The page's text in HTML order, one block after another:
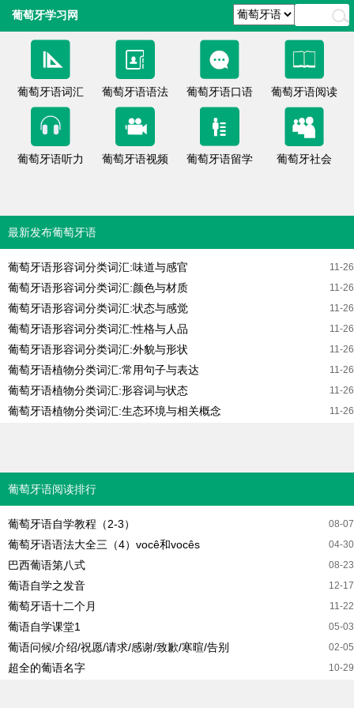
葡萄牙学习网
葡萄牙语词汇 葡萄牙语语法 葡萄牙语口语 葡萄牙语阅读
葡萄牙语听力 葡萄牙语视频 葡萄牙语留学 葡萄牙社会
最新发布葡萄牙语
11-26
葡萄牙语形容词分类词汇:味道与感官
11-26
葡萄牙语形容词分类词汇:颜色与材质
11-26
葡萄牙语形容词分类词汇:状态与感觉
11-26
葡萄牙语形容词分类词汇:性格与人品
11-26
葡萄牙语形容词分类词汇:外貌与形状
11-26
葡萄牙语植物分类词汇:常用句子与表达
11-26
葡萄牙语植物分类词汇:形容词与状态
11-26
葡萄牙语植物分类词汇:生态环境与相关概念
葡萄牙语阅读排行
08-07
葡萄牙语自学教程（2-3）
04-30
葡萄牙语语法大全三（4）você和vocês
08-23
巴西葡语第八式
12-17
葡语自学之发音
11-22
葡萄牙语十二个月
05-03
葡语自学课堂1
02-05
葡语问候/介绍/祝愿/请求/感谢/致歉/寒暄/告别
10-29
超全的葡语名字